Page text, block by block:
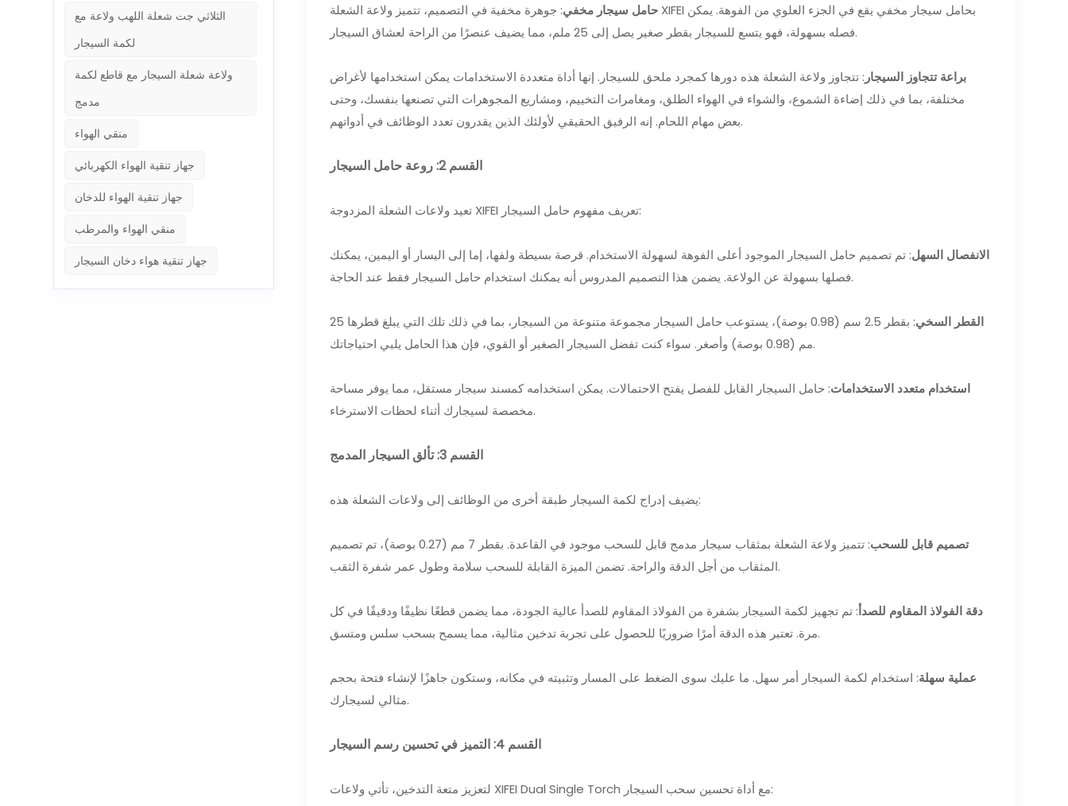
حامل سيجار مخفي: جوهرة مخفية في التصميم، تتميز ولاعة الشعلة XIFEI بحامل سيجار مخفي يقع في الجزء العلوي من الفوهة. يمكن
فصله بسهولة، فهو يتسع للسيجار بقطر صغير يصل إلى 25 ملم، مما يضيف عنصرًا من الراحة لعشاق السيجار.
براعة تتجاوز السيجار : تتجاوز ولاعة الشعلة هذه دورها كمجرد ملحق للسيجار. إنها أداة متعددة الاستخدامات يمكن استخدامها لأغراض
مختلفة، بما في ذلك إضاءة الشموع، والشواء في الهواء الطلق، ومغامرات التخييم، ومشاريع المجوهرات التي تصنعها بنفسك، وحتى
بعض مهام اللحام. إنه الرفيق الحقيقي لأولئك الذين يقدرون تعدد الوظائف في أدواتهم.
القسم 2: روعة حامل السيجار
تعيد ولاعات الشعلة المزدوجة XIFEI تعريف مفهوم حامل السيجار:
الانفصال السهل: تم تصميم حامل السيجار الموجود أعلى الفوهة لسهولة الاستخدام. قرصة بسيطة ولفها، إما إلى اليسار أو اليمين، يمكنك
فصلها بسهولة عن الولاعة. يضمن هذا التصميم المدروس أنه يمكنك استخدام حامل السيجار فقط عند الحاجة.
القطر السخي
: بقطر 2.5 سم (0.98 بوصة)، يستوعب حامل السيجار مجموعة متنوعة من السيجار، بما في ذلك تلك التي يبلغ قطرها 25
مم (0.98 بوصة) وأصغر. سواء كنت تفضل السيجار الصغير أو القوي، فإن هذا الحامل يلبي احتياجاتك.
استخدام متعدد الاستخدامات: حامل السيجار القابل للفصل يفتح الاحتمالات. يمكن استخدامه كمسند سيجار مستقل، مما يوفر مساحة
مخصصة لسيجارك أثناء لحظات الاسترخاء.
القسم 3: تألق السيجار المدمج
يضيف إدراج لكمة السيجار طبقة أخرى من الوظائف إلى ولاعات الشعلة هذه:
تصميم قابل للسحب
: تتميز ولاعة الشعلة بمثقاب سيجار مدمج قابل للسحب موجود في القاعدة. بقطر 7 مم (0.27 بوصة)، تم تصميم
المثقاب من أجل الدقة والراحة. تضمن الميزة القابلة للسحب سلامة وطول عمر شفرة الثقب.
دقة الفولاذ المقاوم للصدأ: تم تجهيز لكمة السيجار بشفرة من الفولاذ المقاوم للصدأ عالية الجودة، مما يضمن قطعًا نظيفًا ودقيقًا في كل
مرة. تعتبر هذه الدقة أمرًا ضروريًا للحصول على تجربة تدخين مثالية، مما يسمح بسحب سلس ومتسق.
عملية سهلة: استخدام لكمة السيجار أمر سهل. ما عليك سوى الضغط على المسار وتثبيته في مكانه، وستكون جاهزًا لإنشاء فتحة بحجم
مثالي لسيجارك.
القسم 4: التميز في تحسين رسم السيجار
لتعزيز متعة التدخين، تأتي ولاعات XIFEI Dual Single Torch مع أداة تحسين سحب السيجار:
الثلاثي جت شعلة اللهب ولاعة مع
لكمة السيجار
ولاعة شعلة السيجار مع قاطع لكمة
مدمج
منقي الهواء
جهاز تنقية الهواء الكهربائي
جهاز تنقية الهواء للدخان
منقي الهواء والمرطب
جهاز تنقية هواء دخان السيجار